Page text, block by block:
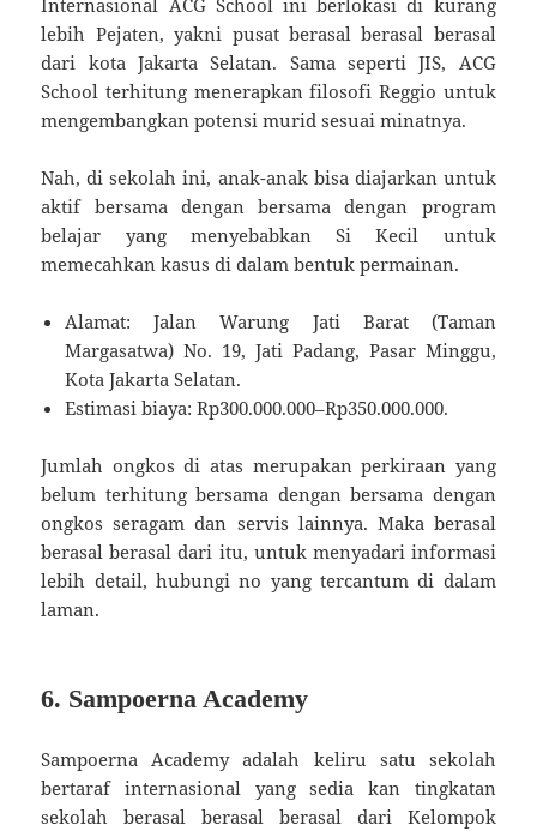
Internasional ACG School ini berlokasi di kurang
lebih Pejaten, yakni pusat berasal berasal berasal
dari kota Jakarta Selatan. Sama seperti JIS, ACG
School terhitung menerapkan filosofi Reggio untuk
mengembangkan potensi murid sesuai minatnya.
Nah, di sekolah ini, anak-anak bisa diajarkan untuk
aktif bersama dengan bersama dengan program
belajar yang menyebabkan Si Kecil untuk
memecahkan kasus di dalam bentuk permainan.
Alamat: Jalan Warung Jati Barat (Taman
Margasatwa) No. 19, Jati Padang, Pasar Minggu,
Kota Jakarta Selatan.
Estimasi biaya: Rp300.000.000–Rp350.000.000.
Jumlah ongkos di atas merupakan perkiraan yang
belum terhitung bersama dengan bersama dengan
ongkos seragam dan servis lainnya. Maka berasal
berasal berasal dari itu, untuk menyadari informasi
lebih detail, hubungi no yang tercantum di dalam
laman.
6. Sampoerna Academy
Sampoerna Academy adalah keliru satu sekolah
bertaraf internasional yang sedia kan tingkatan
sekolah berasal berasal berasal dari Kelompok